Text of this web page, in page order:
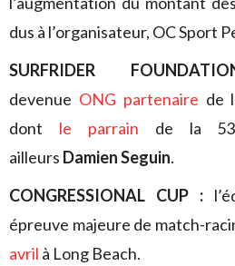
dus à l’organisateur, OC Sport
SURFRIDER
devenue ONG partenaire de
dont le parrain de la
ailleurs Damien Seguin.
CONGRESSIONAL CUP :
épreuve majeure de match-
avril à Long Beach.